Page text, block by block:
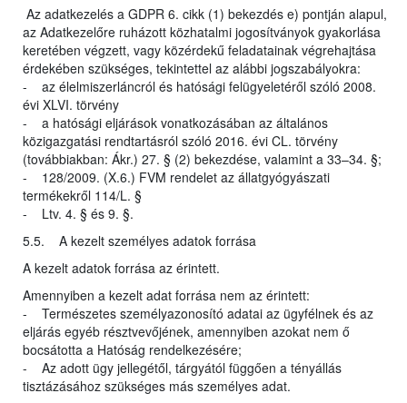
Az adatkezelés a GDPR 6. cikk (1) bekezdés e) pontján alapul,
az Adatkezelőre ruházott közhatalmi jogosítványok gyakorlása
keretében végzett, vagy közérdekű feladatainak végrehajtása
érdekében szükséges, tekintettel az alábbi jogszabályokra:
- az élelmiszerláncról és hatósági felügyeletéről szóló 2008.
évi XLVI. törvény
- a hatósági eljárások vonatkozásában az általános
közigazgatási rendtartásról szóló 2016. évi CL. törvény
(továbbiakban: Ákr.) 27. § (2) bekezdése, valamint a 33–34. §;
- 128/2009. (X.6.) FVM rendelet az állatgyógyászati
termékekről 114/L. §
- Ltv. 4. § és 9. §.
5.5. A kezelt személyes adatok forrása
A kezelt adatok forrása az érintett.
Amennyiben a kezelt adat forrása nem az érintett:
- Természetes személyazonosító adatai az ügyfélnek és az
eljárás egyéb résztvevőjének, amennyiben azokat nem ő
bocsátotta a Hatóság rendelkezésére;
- Az adott ügy jellegétől, tárgyától függően a tényállás
tisztázásához szükséges más személyes adat.